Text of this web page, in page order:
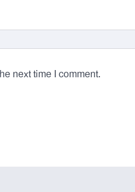
next time I comment.